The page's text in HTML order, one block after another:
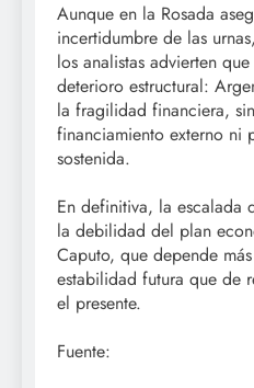
Aunque en la Rosada
incertidumbre de las
los analistas advierten
deterioro estructural:
la fragilidad financiera,
financiamiento externo ni
sostenida.
En definitiva, la escalada
la debilidad del plan
Caputo, que depende
estabilidad futura que de
el presente.
Fuente: